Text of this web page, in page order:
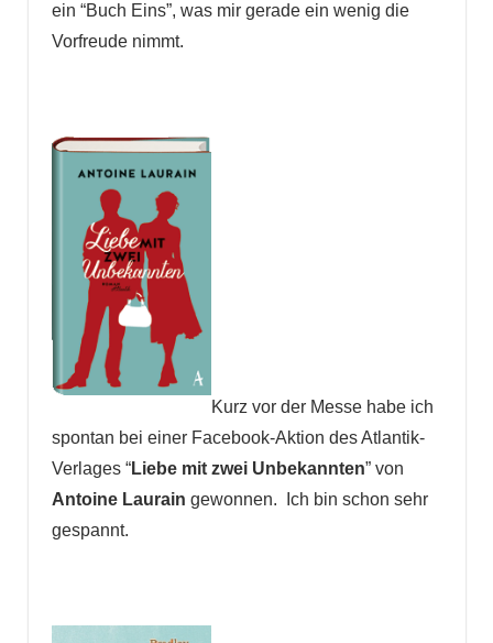
ein “Buch Eins”, was mir gerade ein wenig die
Vorfreude nimmt.
Kurz vor der Messe habe ich
spontan bei einer Facebook-Aktion des Atlantik-
Verlages “Liebe mit zwei Unbekannten” von
Antoine Laurain gewonnen. Ich bin schon sehr
gespannt.